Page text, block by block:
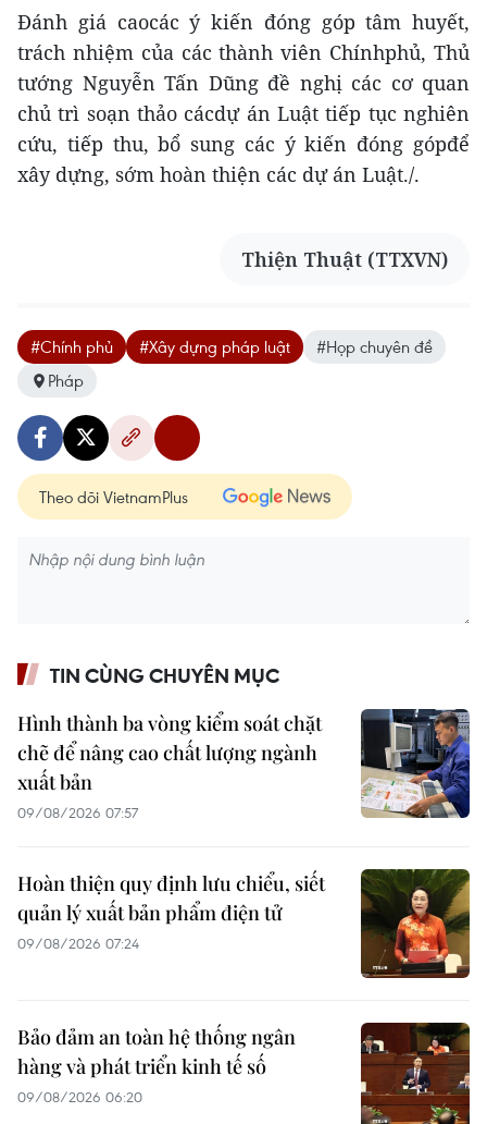
Đánh giá caocác ý kiến đóng góp tâm huyết,
trách nhiệm của các thành viên Chínhphủ, Thủ
tướng Nguyễn Tấn Dũng đề nghị các cơ quan
chủ trì soạn thảo cácdự án Luật tiếp tục nghiên
cứu, tiếp thu, bổ sung các ý kiến đóng gópđể
xây dựng, sớm hoàn thiện các dự án Luật./.
Thiện Thuật (TTXVN)
#Chính phủ #Xây dựng pháp luật
#Họp chuyên đề
Pháp
Theo dõi VietnamPlus
TIN CÙNG CHUYÊN MỤC
Hình thành ba vòng kiểm soát chặt
chẽ để nâng cao chất lượng ngành
xuất bản
09/08/2026 07:57
Hoàn thiện quy định lưu chiểu, siết
quản lý xuất bản phẩm điện tử
09/08/2026 07:24
Bảo đảm an toàn hệ thống ngân
hàng và phát triển kinh tế số
09/08/2026 06:20